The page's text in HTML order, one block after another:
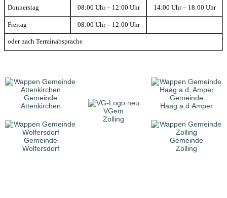
Donnerstag 08:00 Uhr – 12:00 Uhr 14:00 Uhr – 18:00 Uhr
Freitag 08:00 Uhr – 12:00 Uhr
oder nach Terminabsprache
Gemeinde
Attenkirchen
VGem
Zolling
Gemeinde
Haag a.d.Amper
Gemeinde
Wolfersdorf
Gemeinde
Zolling